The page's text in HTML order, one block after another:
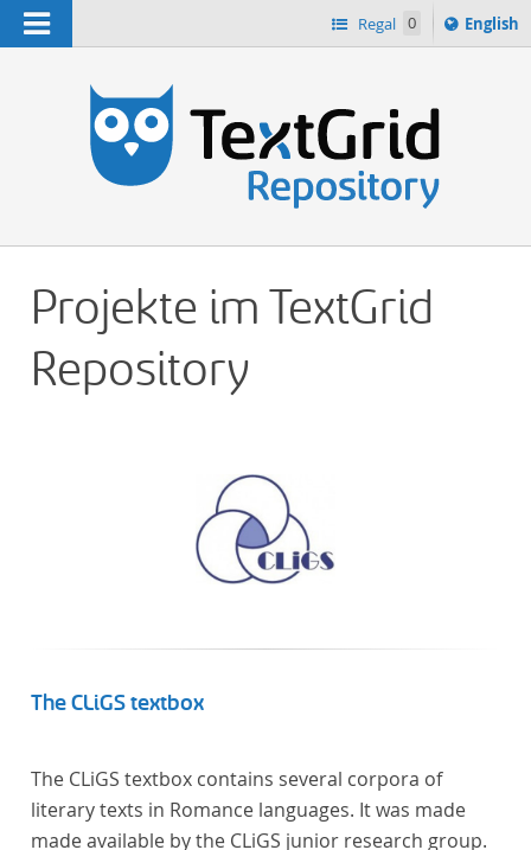
Navigation Regal 0
Switch
English
Projekte im TextGrid
Repository
The CLiGS textbox
The CLiGS textbox contains several corpora of
literary texts in Romance languages. It was made
made available by the CLiGS junior research group.